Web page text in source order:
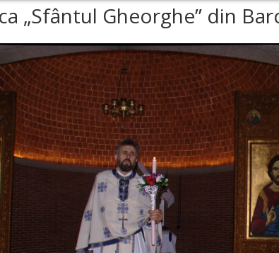
„Sfântul Gheorghe” din
Ianuarie Februarie Martie Aprilie